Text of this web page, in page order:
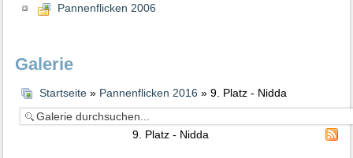
Pannenflicken 2006
Galerie
Startseite» Pannenflicken 2016 » 9. Platz - Nidda
9. Platz - Nidda